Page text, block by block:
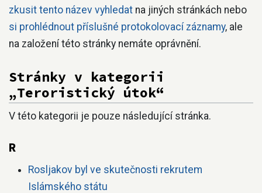
zkusit tento název vyhledat na jiných stránkách nebo
si prohlédnout příslušné protokolovací záznamy, ale
na založení této stránky nemáte oprávnění.
Stránky v kategorii
„Teroristický útok“
V této kategorii je pouze následující stránka.
R
Rosljakov byl ve skutečnosti rekrutem
Islámského státu